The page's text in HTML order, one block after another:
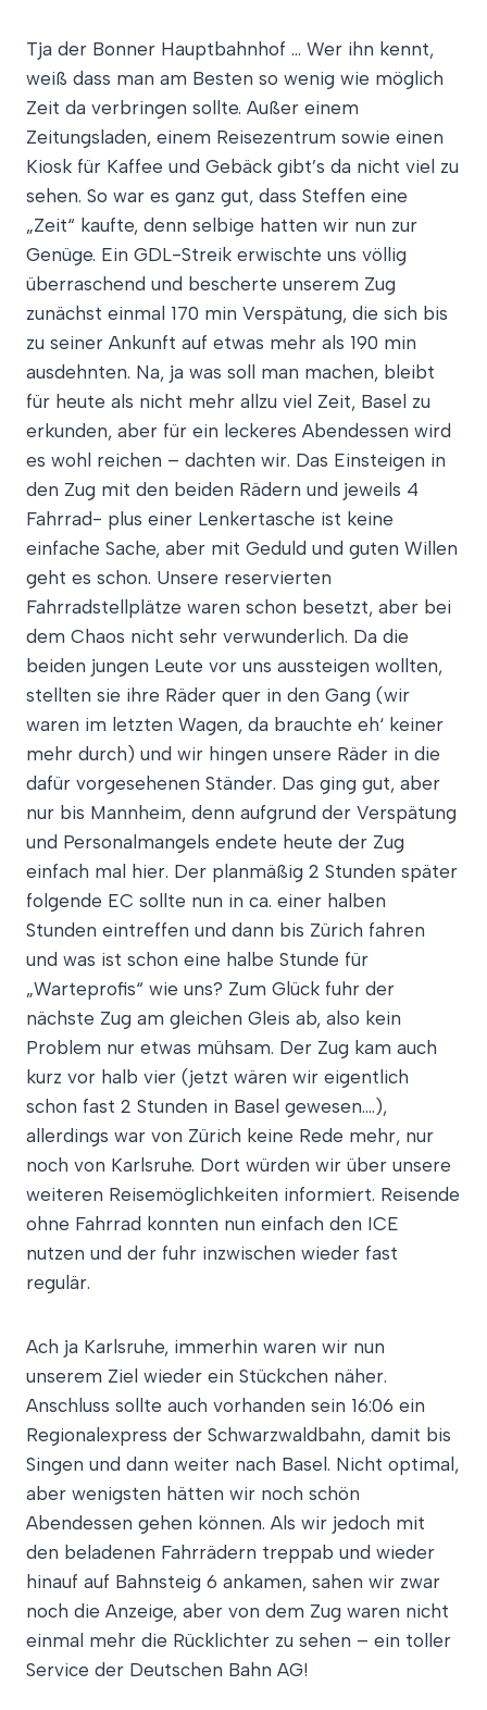
Tja der Bonner Hauptbahnhof … Wer ihn kennt,
weiß dass man am Besten so wenig wie möglich
Zeit da verbringen sollte. Außer einem
Zeitungsladen, einem Reisezentrum sowie einen
Kiosk für Kaffee und Gebäck gibt’s da nicht viel zu
sehen. So war es ganz gut, dass Steffen eine
„Zeit“ kaufte, denn selbige hatten wir nun zur
Genüge. Ein GDL-Streik erwischte uns völlig
überraschend und bescherte unserem Zug
zunächst einmal 170 min Verspätung, die sich bis
zu seiner Ankunft auf etwas mehr als 190 min
ausdehnten. Na, ja was soll man machen, bleibt
für heute als nicht mehr allzu viel Zeit, Basel zu
erkunden, aber für ein leckeres Abendessen wird
es wohl reichen – dachten wir. Das Einsteigen in
den Zug mit den beiden Rädern und jeweils 4
Fahrrad- plus einer Lenkertasche ist keine
einfache Sache, aber mit Geduld und guten Willen
geht es schon. Unsere reservierten
Fahrradstellplätze waren schon besetzt, aber bei
dem Chaos nicht sehr verwunderlich. Da die
beiden jungen Leute vor uns aussteigen wollten,
stellten sie ihre Räder quer in den Gang (wir
waren im letzten Wagen, da brauchte eh‘ keiner
mehr durch) und wir hingen unsere Räder in die
dafür vorgesehenen Ständer. Das ging gut, aber
nur bis Mannheim, denn aufgrund der Verspätung
und Personalmangels endete heute der Zug
einfach mal hier. Der planmäßig 2 Stunden später
folgende EC sollte nun in ca. einer halben
Stunden eintreffen und dann bis Zürich fahren
und was ist schon eine halbe Stunde für
„Warteprofis“ wie uns? Zum Glück fuhr der
nächste Zug am gleichen Gleis ab, also kein
Problem nur etwas mühsam. Der Zug kam auch
kurz vor halb vier (jetzt wären wir eigentlich
schon fast 2 Stunden in Basel gewesen….),
allerdings war von Zürich keine Rede mehr, nur
noch von Karlsruhe. Dort würden wir über unsere
weiteren Reisemöglichkeiten informiert. Reisende
ohne Fahrrad konnten nun einfach den ICE
nutzen und der fuhr inzwischen wieder fast
regulär.
Ach ja Karlsruhe, immerhin waren wir nun
unserem Ziel wieder ein Stückchen näher.
Anschluss sollte auch vorhanden sein 16:06 ein
Regionalexpress der Schwarzwaldbahn, damit bis
Singen und dann weiter nach Basel. Nicht optimal,
aber wenigsten hätten wir noch schön
Abendessen gehen können. Als wir jedoch mit
den beladenen Fahrrädern treppab und wieder
hinauf auf Bahnsteig 6 ankamen, sahen wir zwar
noch die Anzeige, aber von dem Zug waren nicht
einmal mehr die Rücklichter zu sehen – ein toller
Service der Deutschen Bahn AG!